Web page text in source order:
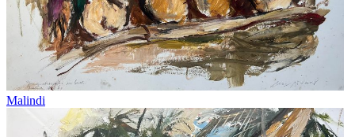
Malindi